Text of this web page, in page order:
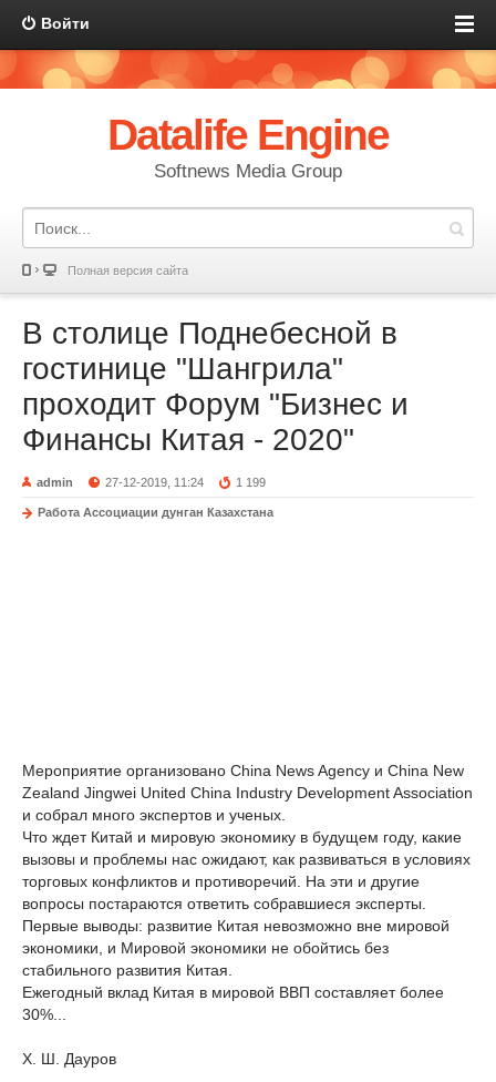
Войти
Datalife Engine
Softnews Media Group
Полная версия сайта
В столице Поднебесной в
гостинице "Шангрила"
проходит Форум "Бизнес и
Финансы Китая - 2020"
admin 27-12-2019, 11:24 1 199
Работа Ассоциации дунган Казахстана
Мероприятие организовано China News Agency и China New
Zealand Jingwei United China Industry Development Association
и собрал много экспертов и ученых.
Что ждет Китай и мировую экономику в будущем году, какие
вызовы и проблемы нас ожидают, как развиваться в условиях
торговых конфликтов и противоречий. На эти и другие
вопросы постараются ответить собравшиеся эксперты.
Первые выводы: развитие Китая невозможно вне мировой
экономики, и Мировой экономики не обойтись без
стабильного развития Китая.
Ежегодный вклад Китая в мировой ВВП составляет более
30%...
Х. Ш. Дауров